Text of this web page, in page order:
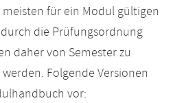
für ein Modul gültigen
die Prüfungsordnung
daher von Semester zu
Folgende Versionen
vor: